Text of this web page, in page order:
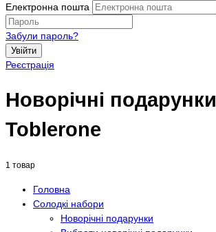
Електронна пошта
Забули пароль?
Увійти
Реєстрація
Новорічні подарунки
Toblerone
1 товар
Головна
Солодкі набори
Новорічні подарунки